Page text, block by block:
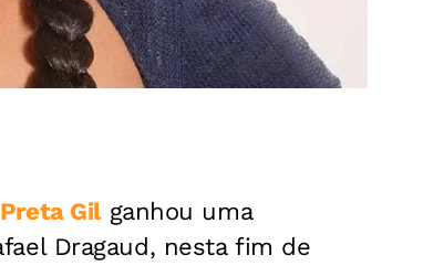
Preta Gilganhou uma
Dragaud, nesta fim de